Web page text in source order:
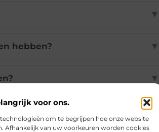
voor ons.
om te begrijpen hoe onze website
van uw voorkeuren worden cookies
▼
hebben? ▼
▼
LinkedIn Email